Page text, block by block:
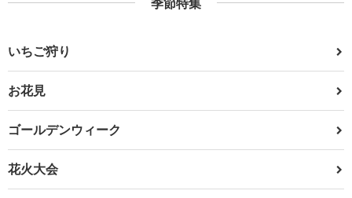
いちご狩り
お花見
ゴールデンウィーク
花火大会